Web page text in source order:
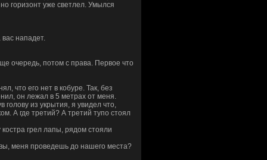
горизонт уже светлел. Умылся
нападет.
очередь, потом с права. Первое что
что его нет в кобуре. Так, без
он лежал в 5 метрах от меня.
из укрытия, я увидел что,
А где третий? А третий тупо стоял
грел лапы, рядом стояли
меня проведешь до нашего места?